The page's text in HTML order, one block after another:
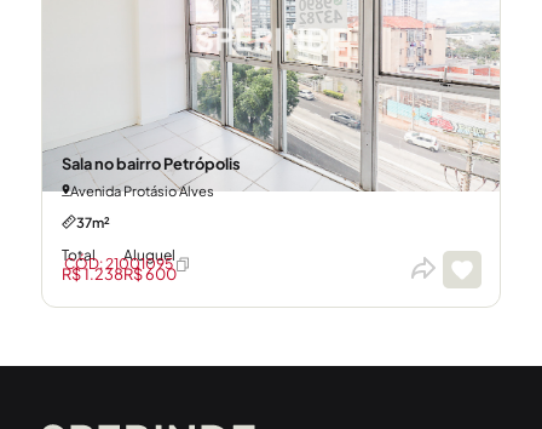
Sala no bairro Petrópolis
Avenida Protásio Alves
37m²
Total
R$ 1.238
Aluguel
R$ 600
CÓD: 21001095